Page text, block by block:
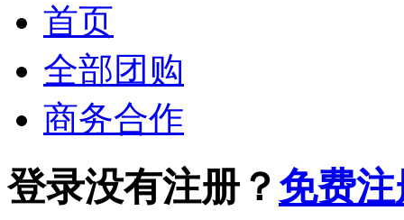
首页
全部团购
商务合作
登录没有注册？ 免费注